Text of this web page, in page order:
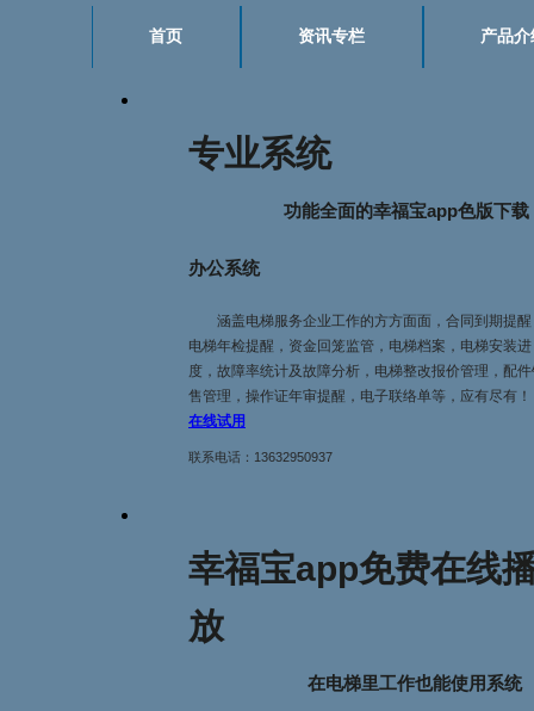
首页 资讯专栏 产品介
专业系统
功能全面的幸福宝app色版下载
办公系统
涵盖电梯服务企业工作的方方面面，合同到期提醒
电梯年检提醒，资金回笼监管，电梯档案，电梯安装进
度，故障率统计及故障分析，电梯整改报价管理，配
售管理，操作证年审提醒，电子联络单等，应有尽有！
在线试用
联系电话： 13632950937
幸福宝app免费在线
放
在电梯里工作也能使用系统